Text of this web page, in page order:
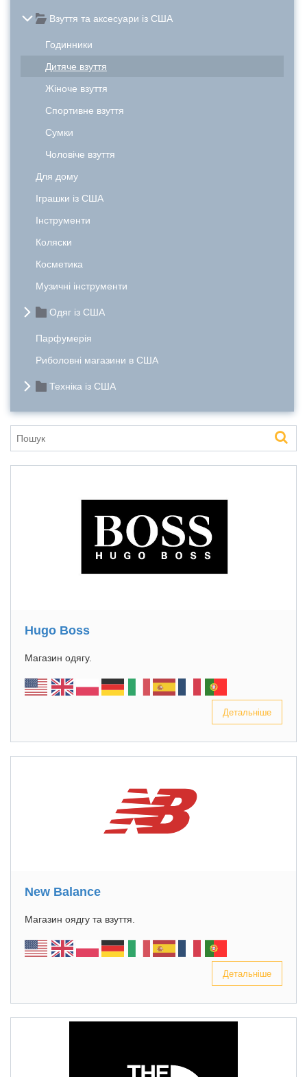
Взуття та аксесуари із США
Годинники
Дитяче взуття
Жіноче взуття
Спортивне взуття
Сумки
Чоловіче взуття
Для дому
Іграшки із США
Інструменти
Коляски
Косметика
Музичні інструменти
Одяг із США
Парфумерія
Риболовні магазини в США
Техніка із США
Hugo Boss
Магазин одягу.
Детальніше
New Balance
Магазин оядгу та взуття.
Детальніше